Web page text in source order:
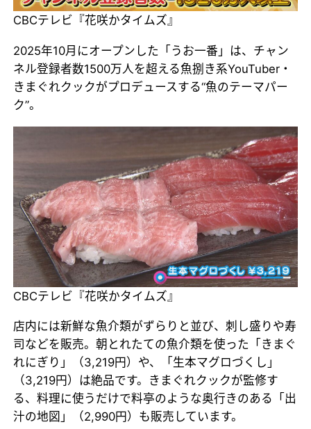
CBCテレビ『花咲かタイムズ』
2025年10月にオープンした「うお一番」は、チャン
ネル登録者数1500万人を超える魚捌き系YouTuber・
きまぐれクックがプロデュースする“魚のテーマパー
ク”。
CBCテレビ『花咲かタイムズ』
店内には新鮮な魚介類がずらりと並び、刺し盛りや寿
司などを販売。朝とれたての魚介類を使った「きまぐ
れにぎり」（3,219円）や、「生本マグロづくし」
（3,219円）は絶品です。きまぐれクックが監修す
る、料理に使うだけで料亭のような奥行きのある「出
汁の地図」（2,990円）も販売しています。